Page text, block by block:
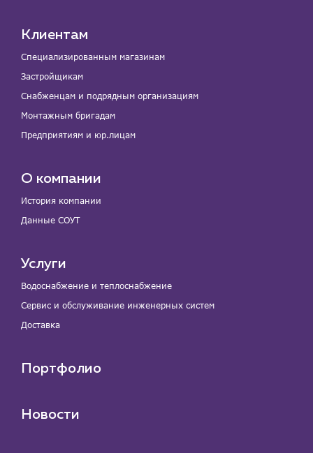
Клиентам
Специализированным магазинам
Застройщикам
Снабженцам и подрядным организациям
Монтажным бригадам
Предприятиям и юр.лицам
О компании
История компании
Данные СОУТ
Услуги
Водоснабжение и теплоснабжение
Сервис и обслуживание инженерных систем
Доставка
Портфолио
Новости